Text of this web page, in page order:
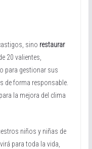
sino restaurar
20 valientes,
para gestionar sus
de forma responsable.
la mejora del clima
niños y niñas de
para toda la vida,